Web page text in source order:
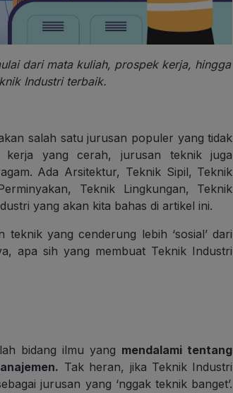
dari mata kuliah, prospek kerja, hingga
Industri terbaik.
salah satu jurusan populer yang tidak
kerja yang cerah, jurusan teknik juga
Ada Arsitektur, Teknik Sipil, Teknik
Teknik Lingkungan, Teknik
yang akan kita bahas di artikel ini.
yang cenderung lebih ‘sosial’ dari
apa sih yang membuat Teknik Industri
bidang ilmu yang mendalami tentang
Tak heran, jika Teknik Industri
jurusan yang ‘nggak teknik banget’.